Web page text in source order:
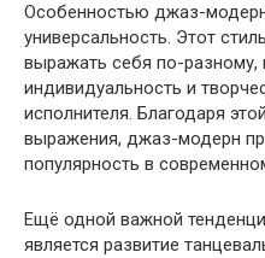
Особенностью джаз-
универсальность. Этот
выражать себя по-разному,
индивидуальность и
исполнителя. Благодаря
выражения, джаз-модерн
популярность в
Ещё одной важной
является развитие